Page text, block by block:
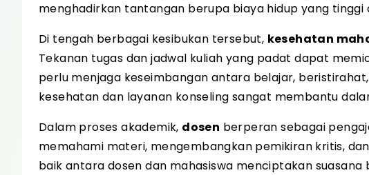
menghadirkan tantangan berupa biaya hidup yang
Di tengah berbagai kesibukan tersebut, kesehatan
Tekanan tugas dan jadwal kuliah yang padat dapat
perlu menjaga keseimbangan antara belajar,
kesehatan dan layanan konseling sangat membantu
Dalam proses akademik, dosen berperan sebagai
memahami materi, mengembangkan pemikiran kritis,
baik antara dosen dan mahasiswa menciptakan suasana